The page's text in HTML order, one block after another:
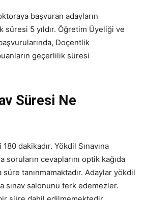
başvuran adayların
süresi 5 yıldır. Öğretim Üyeliği ve
Doçentlik
geçerlilik süresi
Süresi Ne
dakikadır. Yökdil Sınavına
soruların cevaplarını optik kağıda
tanınmamaktadır. Adaylar yökdil
sınav salonunu terk edemezler.